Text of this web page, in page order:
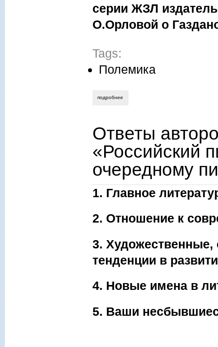
серии ЖЗЛ
О.Орловой о
Tags:
Полемика
подробнее
Ответы
«Российский
очередному
1. Главное
2. Отношение к
3.
тенденции в
4. Новые имена в
5. Ваши